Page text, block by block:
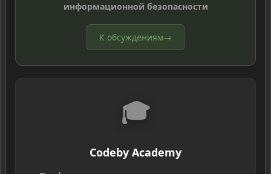
информационной безопасности
К обсуждениям→
🎓
Codeby Academy